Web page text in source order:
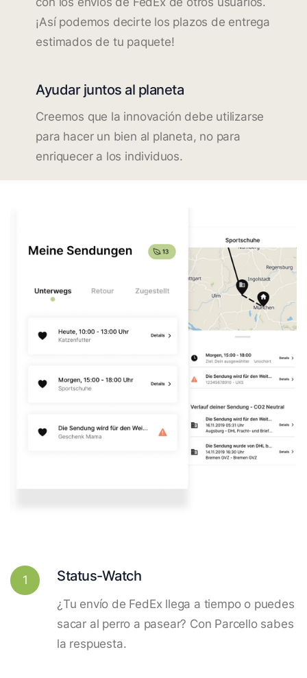
¡Así podemos decirte los plazos de entrega
estimados de tu paquete!
Ayudar juntos al planeta
Creemos que la innovación debe utilizarse
para hacer un bien al planeta, no para
enriquecer a los individuos.
1 Status-Watch
¿Tu envío de FedEx llega a tiempo o puedes
sacar al perro a pasear? Con Parcello sabes
la respuesta.